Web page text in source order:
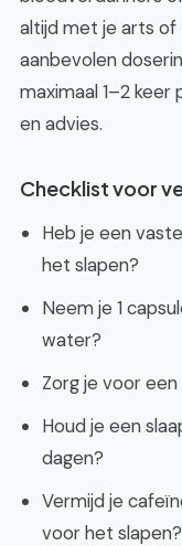
altijd met je arts of
aanbevolen
maximaal 1–2 keer
en advies.
Checklist voor
Heb je een
het slapen?
Neem je 1
water?
Zorg je voor
Houd je een
dagen?
Vermijd je
voor het slapen?